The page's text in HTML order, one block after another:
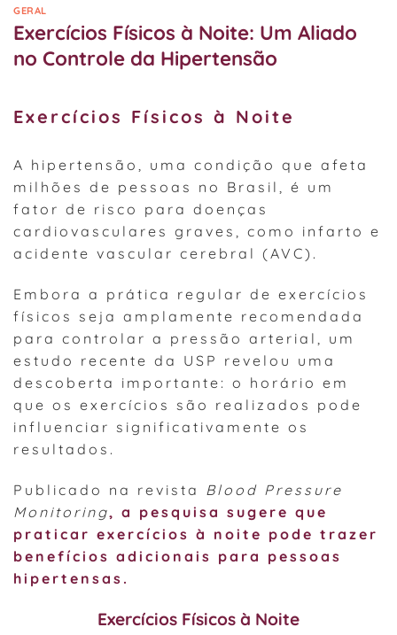
GERAL
Exercícios Físicos à Noite: Um Aliado
no Controle da Hipertensão
Exercícios Físicos à Noite
A hipertensão, uma condição que afeta
milhões de pessoas no Brasil, é um
fator de risco para doenças
cardiovasculares graves, como infarto e
acidente vascular cerebral (AVC).
Embora a prática regular de exercícios
físicos seja amplamente recomendada
para controlar a pressão arterial, um
estudo recente da USP revelou uma
descoberta importante: o horário em
que os exercícios são realizados pode
influenciar significativamente os
resultados.
Publicado na revista Blood Pressure
Monitoring, a pesquisa sugere que
praticar exercícios à noite pode trazer
benefícios adicionais para pessoas
hipertensas.
Exercícios Físicos à Noite